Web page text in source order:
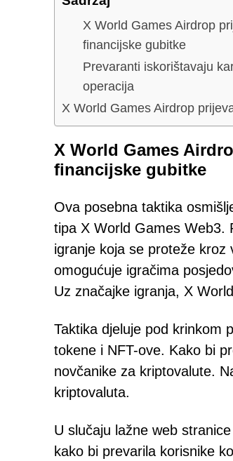
X World Games Airdrop
financijske gubitke
Prevaranti iskorištavaju
operacija
X World Games Airdrop
X World Games
financijske gubitke
Ova posebna taktika
tipa X World Games Web3.
igranje koja se proteže kroz
omogućuje igračima
Uz značajke igranja, X
Taktika djeluje pod krinkom
tokene i NFT-ove. Kako bi
novčanike za kriptovalute.
kriptovaluta.
U slučaju lažne web
kako bi prevarila korisnike